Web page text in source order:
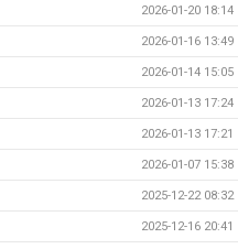
2026-01-20 18:14
2026-01-16 13:49
2026-01-14 15:05
2026-01-13 17:24
2026-01-13 17:21
2026-01-07 15:38
2025-12-22 08:32
2025-12-16 20:41